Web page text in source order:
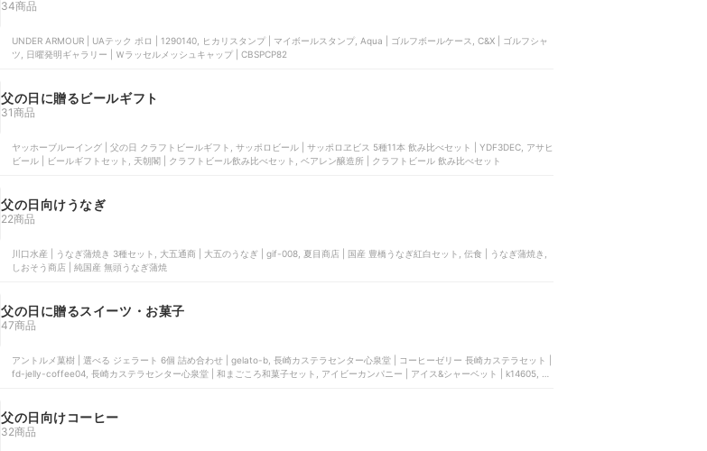
34商品
UNDER ARMOUR | UAテック ポロ | 1290140, ヒカリスタンプ | マイボールスタンプ, Aqua | ゴルフボールケース, C&X | ゴルフシャ
ツ, 日曜発明ギャラリー | Ｗラッセルメッシュキャップ | CBSPCP82
父の日に贈るビールギフト
31商品
ヤッホーブルーイング | 父の日 クラフトビールギフト, サッポロビール | サッポロヱビス 5種11本 飲み比べセット | YDF3DEC, アサヒ
ビール | ビールギフトセット, 天朝閣 | クラフトビール飲み比べセット, ベアレン醸造所 | クラフトビール 飲み比べセット
父の日向けうなぎ
22商品
川口水産 | うなぎ蒲焼き 3種セット, 大五通商 | 大五のうなぎ | gif-008, 夏目商店 | 国産 豊橋うなぎ紅白セット, 伝食 | うなぎ蒲焼き,
しおそう商店 | 純国産 無頭うなぎ蒲焼
父の日に贈るスイーツ・お菓子
47商品
アントルメ菓樹 | 選べる ジェラート 6個 詰め合わせ | gelato-b, 長崎カステラセンター心泉堂 | コーヒーゼリー 長崎カステラセット |
fd-jelly-coffee04, 長崎カステラセンター心泉堂 | 和まごころ和菓子セット, アイビーカンパニー | アイス&シャーベット | k14605, 長
父の日向けコーヒー
32商品